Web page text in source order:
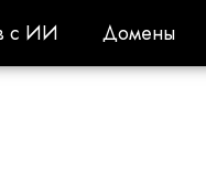
с ИИ
с ИИ Домены
Домены